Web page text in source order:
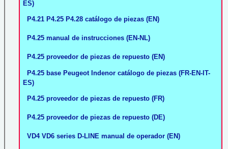
ES)
P4.21 P4.25 P4.28 catálogo de piezas (EN)
P4.25 manual de instrucciones (EN-NL)
P4.25 proveedor de piezas de repuesto (EN)
P4.25 base Peugeot Indenor catálogo de piezas (FR-EN-IT-
ES)
P4.25 proveedor de piezas de repuesto (FR)
P4.25 proveedor de piezas de repuesto (DE)
VD4 VD6 series D-LINE manual de operador (EN)